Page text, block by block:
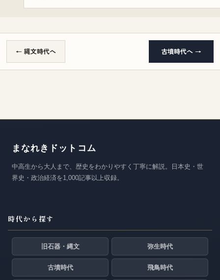
← 縄文時代へ 古墳時代へ →
まなれきドットコム
中高生から大人まで、歴史をわかりやすく丁寧に解説。日本史・世
界史・政治経済を1,000記事以上収録。
時代から探す
旧石器・縄文 弥生時代
古墳時代 飛鳥時代